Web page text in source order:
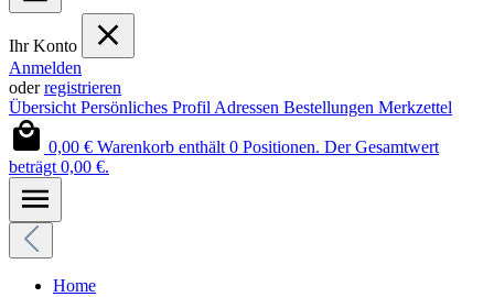
Ihr Konto
Anmelden
oderregistrieren
Übersicht Persönliches Profil Adressen Bestellungen Merkzettel
0,00 € Warenkorb enthält 0 Positionen. Der Gesamtwert
beträgt 0,00 €.
Home